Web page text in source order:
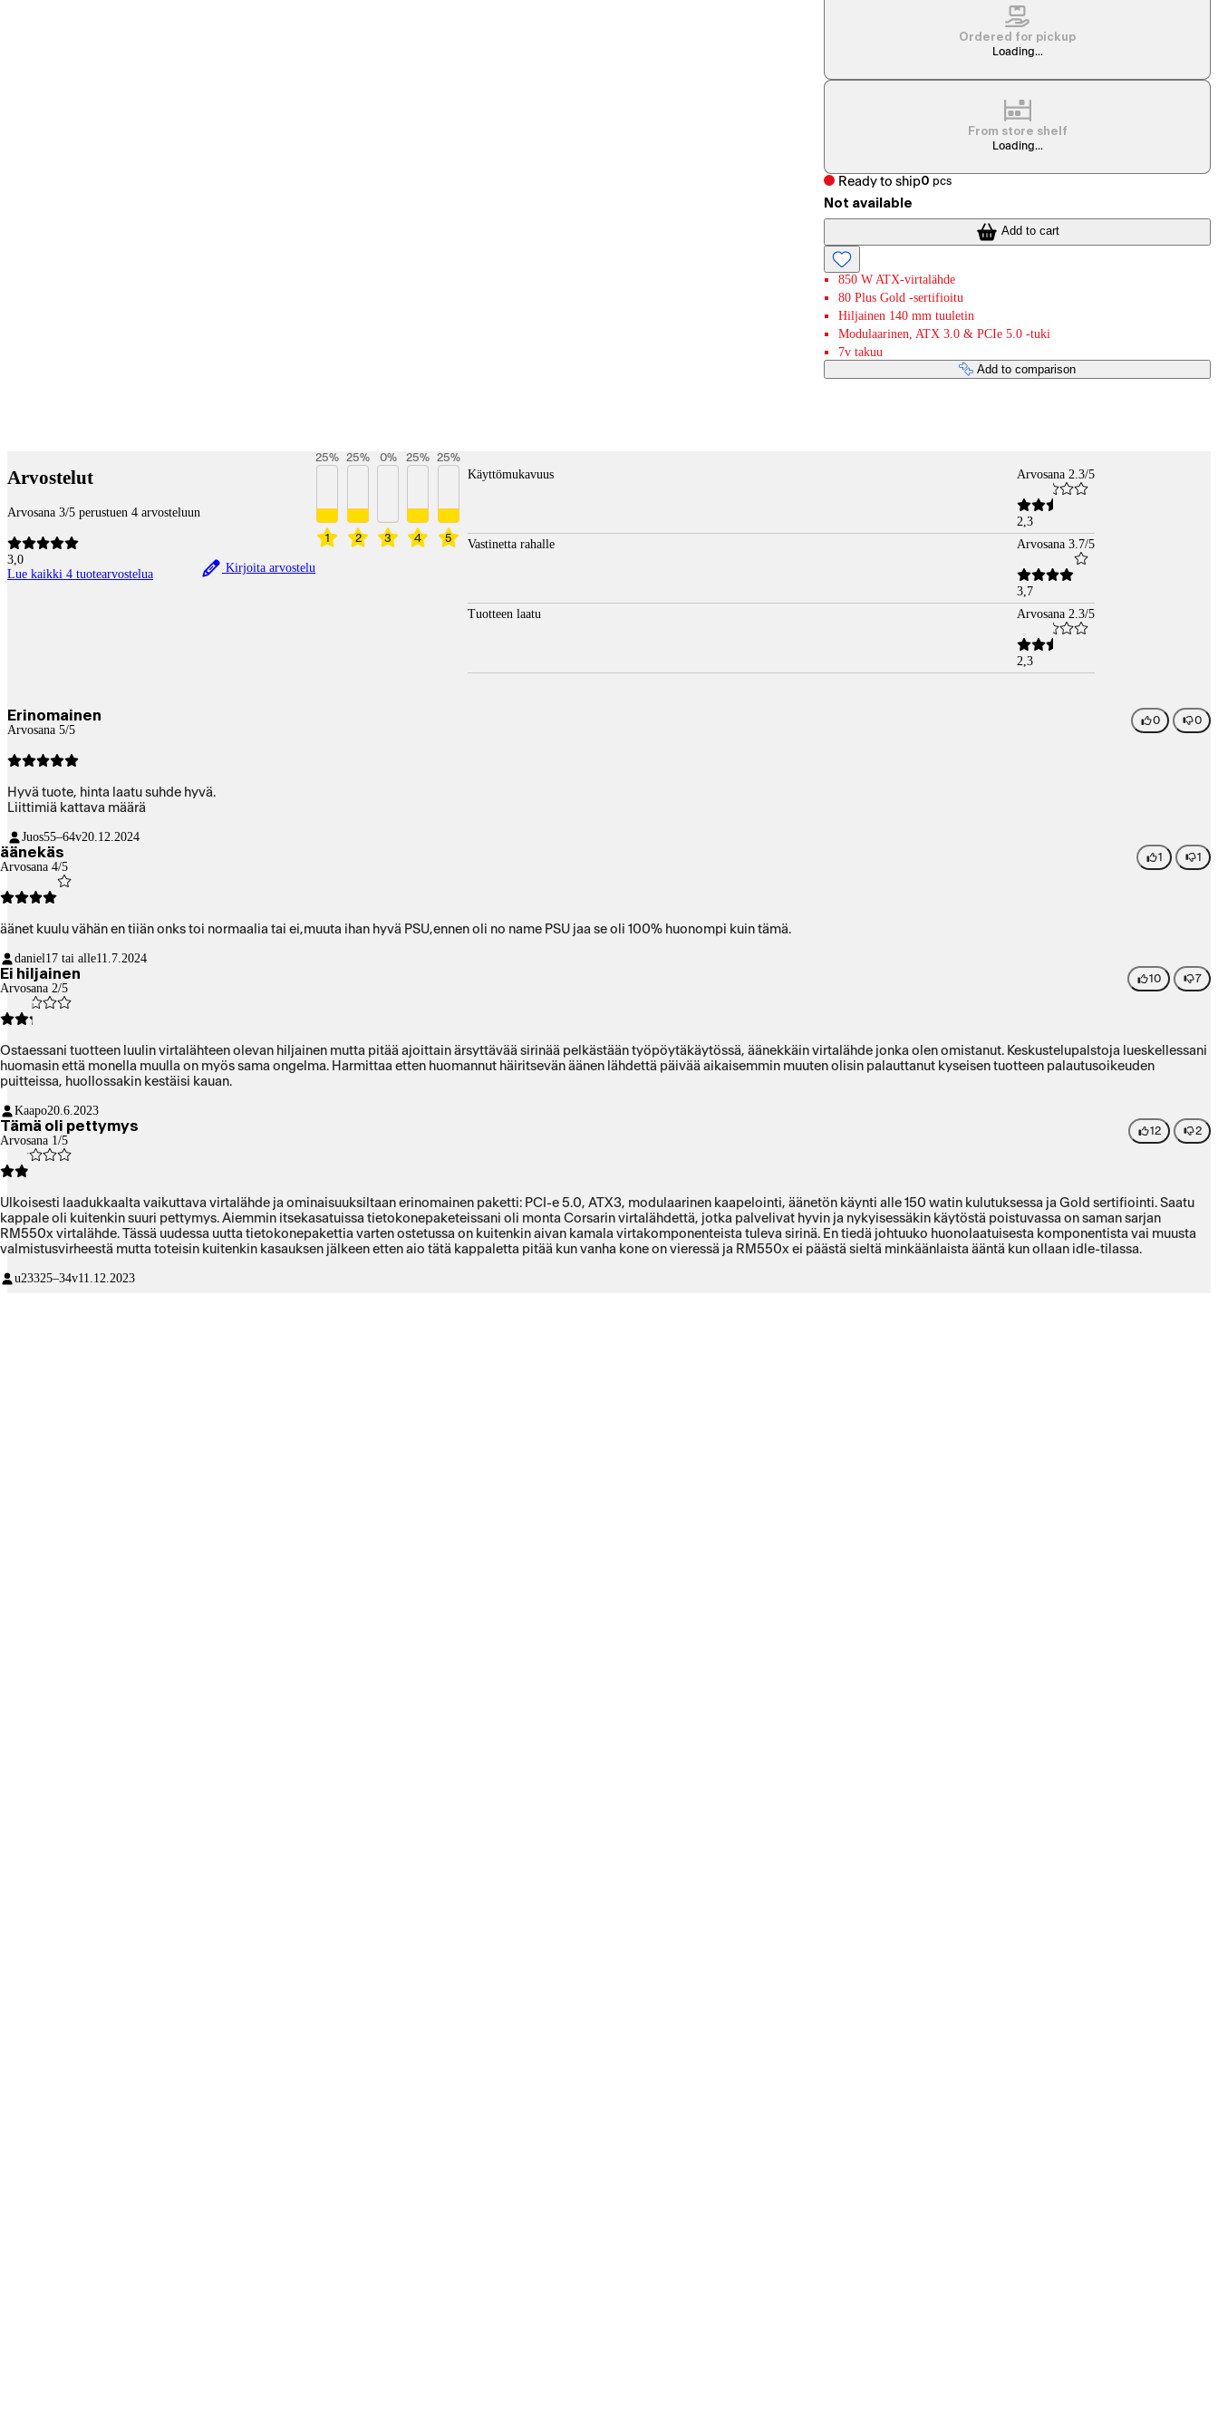
Ordered for pickup
Loading...
From store shelf
Loading...
Ready to ship0 pcs
Not available
Add to cart
850 W ATX-virtalähde
80 Plus Gold -sertifioitu
Hiljainen 140 mm tuuletin
Modulaarinen, ATX 3.0 & PCIe 5.0 -tuki
7v takuu
Add to comparison
Arvostelut
Arvosana 3/5 perustuen 4 arvosteluun
3,0
Lue kaikki 4 tuotearvostelua
Kirjoita arvostelu
1
25%
2
25%
3
0%
4
25%
5
25%
Käyttömukavuus Arvosana 2.3/5
2,3
Vastinetta rahalle
Arvosana 3.7/5
3,7
Tuotteen laatu
Arvosana 2.3/5
2,3
Erinomainen
Arvosana 5/5
0 0
Hyvä tuote, hinta laatu suhde hyvä.
Liittimiä kattava määrä
Juos55–64v20.12.2024
äänekäs
Arvosana 4/5
1 1
äänet kuulu vähän en tiiän onks toi normaalia tai ei,muuta ihan hyvä PSU,ennen oli no name PSU jaa se oli 100% huonompi kuin tämä.
daniel 17 tai alle11.7.2024
Ei hiljainen
Arvosana 2/5
10 7
Ostaessani tuotteen luulin virtalähteen olevan hiljainen mutta pitää ajoittain ärsyttävää sirinää pelkästään työpöytäkäytössä, äänekkäin virtalähde jonka olen omistanut. Keskustelupalstoja lueskellessani
huomasin että monella muulla on myös sama ongelma. Harmittaa etten huomannut häiritsevän äänen lähdettä päivää aikaisemmin muuten olisin palauttanut kyseisen tuotteen palautusoikeuden
puitteissa, huollossakin kestäisi kauan.
Kaapo20.6.2023
Tämä oli pettymys
Arvosana 1/5
12 2
Ulkoisesti laadukkaalta vaikuttava virtalähde ja ominaisuuksiltaan erinomainen paketti: PCI-e 5.0, ATX3, modulaarinen kaapelointi, äänetön käynti alle 150 watin kulutuksessa ja Gold sertifiointi. Saatu
kappale oli kuitenkin suuri pettymys. Aiemmin itsekasatuissa tietokonepaketeissani oli monta Corsarin virtalähdettä, jotka palvelivat hyvin ja nykyisessäkin käytöstä poistuvassa on saman sarjan
RM550x virtalähde. Tässä uudessa uutta tietokonepakettia varten ostetussa on kuitenkin aivan kamala virtakomponenteista tuleva sirinä. En tiedä johtuuko huonolaatuisesta komponentista vai muusta
valmistusvirheestä mutta toteisin kuitenkin kasauksen jälkeen etten aio tätä kappaletta pitää kun vanha kone on vieressä ja RM550x ei päästä sieltä minkäänlaista ääntä kun ollaan idle-tilassa.
u23325–34v11.12.2023